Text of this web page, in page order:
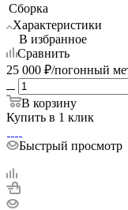
Сборка
Характеристики
В избранное
Сравнить
25 000 ₽/погонный
В корзину
Купить в 1 клик
Быстрый просмотр